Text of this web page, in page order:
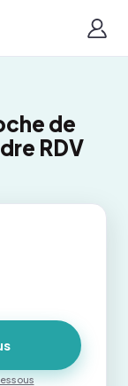
de
RDV